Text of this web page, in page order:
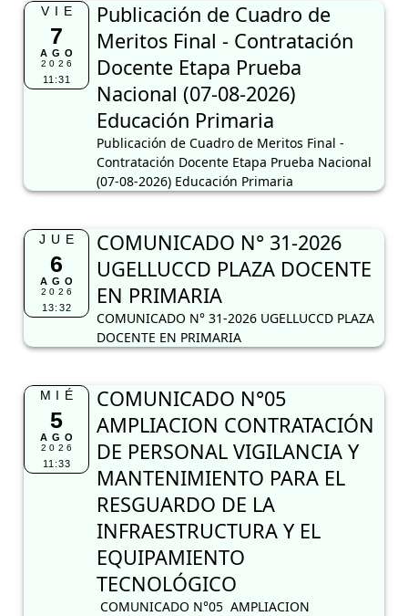
VIE
7
AGO
2026
11:31
Publicación de Cuadro de
Meritos Final - Contratación
Docente Etapa Prueba
Nacional (07-08-2026)
Educación Primaria
Publicación de Cuadro de Meritos Final -
Contratación Docente Etapa Prueba Nacional
(07-08-2026) Educación Primaria
JUE
6
AGO
2026
13:32
COMUNICADO N° 31-2026
UGELLUCCD PLAZA DOCENTE
EN PRIMARIA
COMUNICADO N° 31-2026 UGELLUCCD PLAZA
DOCENTE EN PRIMARIA
MIÉ
5
AGO
2026
11:33
COMUNICADO N°05
AMPLIACION CONTRATACIÓN
DE PERSONAL VIGILANCIA Y
MANTENIMIENTO PARA EL
RESGUARDO DE LA
INFRAESTRUCTURA Y EL
EQUIPAMIENTO
TECNOLÓGICO
COMUNICADO N°05 AMPLIACION